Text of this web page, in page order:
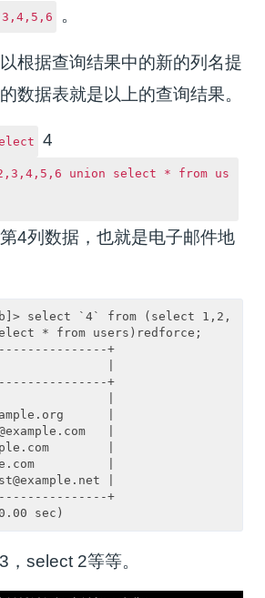
。
根据查询结果中的新的列名提
数据表就是以上的查询结果。
4
union select * from us
4列数据，也就是电子邮件地
select `4` from (select 1,2,
* from users)redforce;
+
|
+
|
|
|
|
|
|
+
select 2等等。